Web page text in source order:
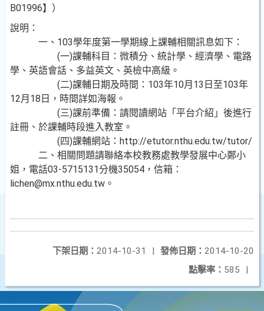
B01996】）
說明：
一、103學年度第一學期線上課輔相關訊息如下：
(一)課輔科目：微積分、統計學、經濟學、電路
學、英語會話、多益英文、英檢中高級。
(二)課輔日期及時間：103年10月13日至103年
12月18日，時間詳如海報。
(三)課前準備：請閱讀網站「平台介紹」後進行
註冊、於課輔時段進入教室。
(四)課輔網站：http://etutor.nthu.edu.tw/tutor/
二、相關問題請聯絡本校教務處教學發展中心鄭小
姐，電話03-5715131分機35054，信箱：
lichen@mx.nthu.edu.tw。
發佈日期： 2014-10-20
下架日期： 2014-10-31
|
點擊率： 585 |